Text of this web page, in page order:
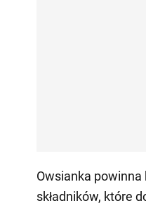
Owsianka powinna
składników, które